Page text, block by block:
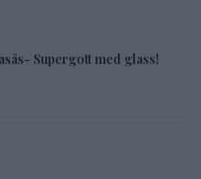
Supergott med glass!